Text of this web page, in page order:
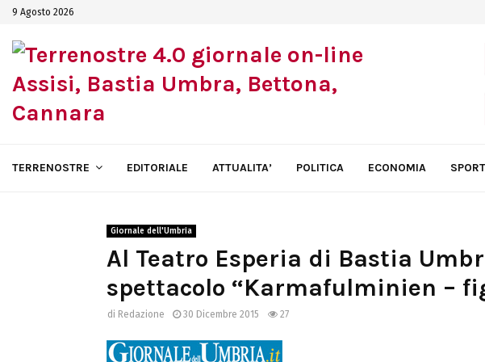
9 Agosto 2026
TERRENOSTRE EDITORIALE ATTUALITA’ POLITICA ECONOMIA SPORT
Giornale dell'Umbria
Al Teatro Esperia di Bastia
spettacolo “Karmafulminien –
di Redazione 30 Dicembre 2015 27